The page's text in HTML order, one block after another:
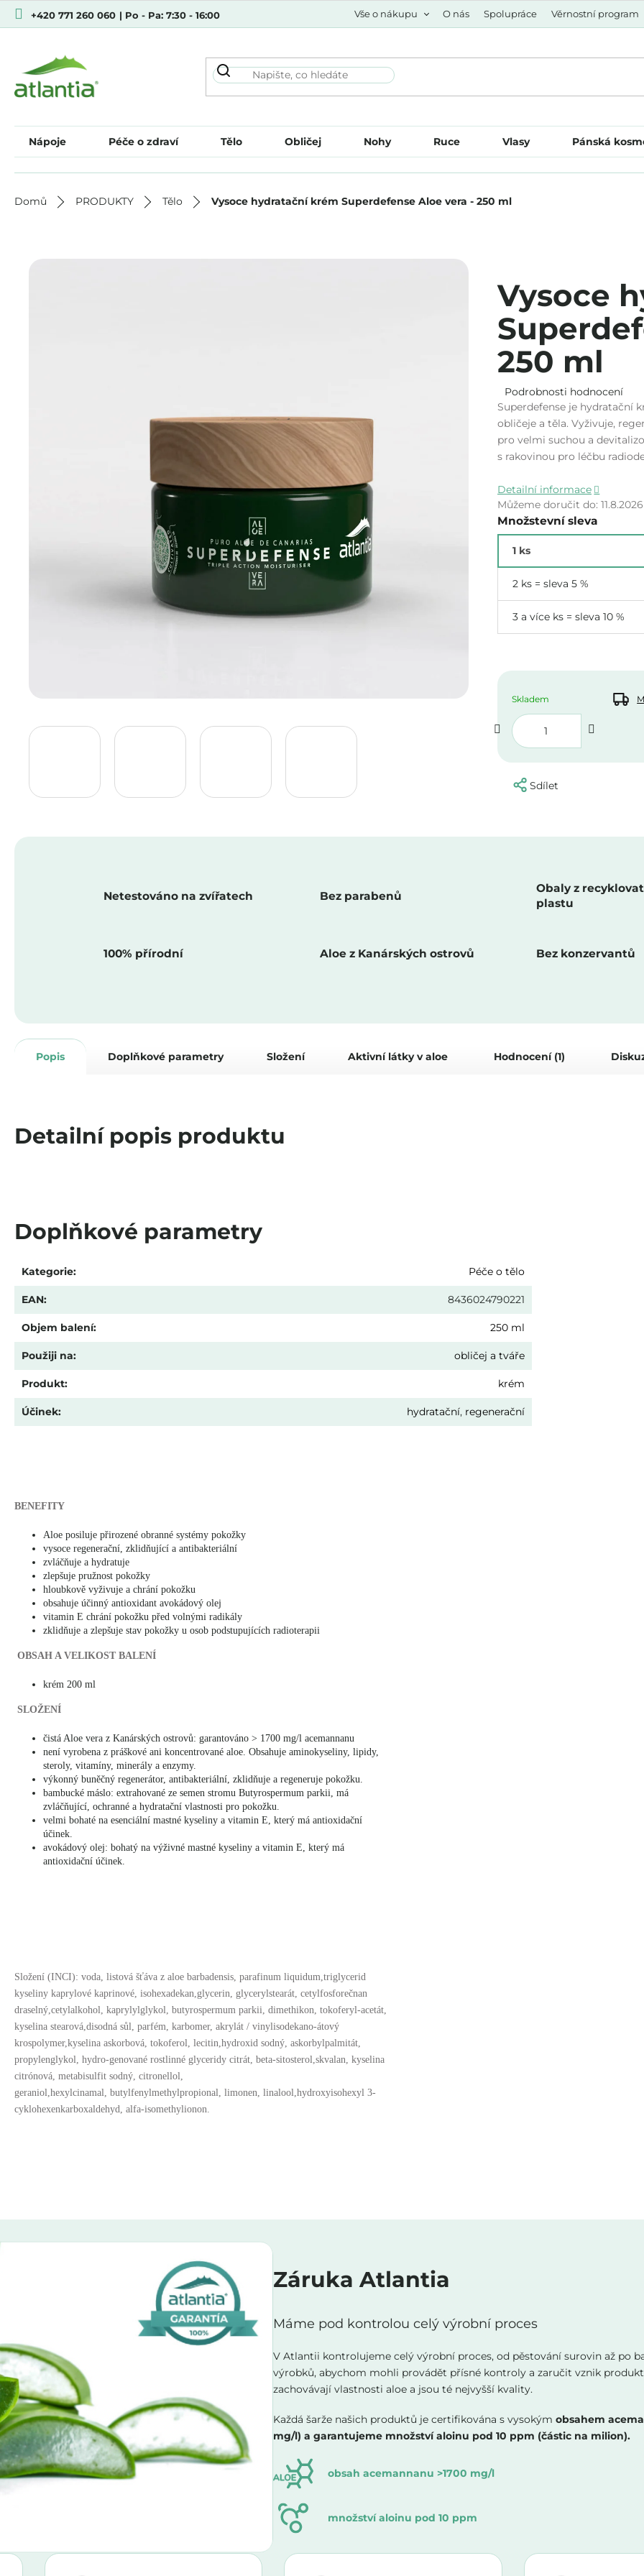
Přejít
+420 771 260 060 | Po - Pa: 7:30 - 16:00 Vše o nákupu O nás Spolupráce Věrnostní program
Nápoje Péče o zdraví Tělo Obličej Nohy Ruce Vlasy Pánská
Domů PRODUKTY Tělo Vysoce hydratační krém Superdefense Aloe vera - 250 ml
Vysoce
250 ml
Průměrné
hodnocení
produktu
5,0
z
hvězdiček.
Podrobnosti hodnocení
Superdefense je hydratační
obličeje a těla. Vyživuje,
pro velmi suchou a
s rakovinou pro léčbu
Detailní informace
Můžeme doručit do: 11.8.2026
Množstevní sleva
1 ks
2 ks = sleva 5 %
3 a více ks = sleva 10 %
Skladem
Sdílet
Netestováno na zvířatech Bez parabenů
Obaly z
plastu
100% přírodní Aloe z Kanárských ostrovů Bez konzervantů
Popis Doplňkové parametry Složení Aktivní látky v aloe Hodnocení (1)
Detailní popis produktu
Doplňkové parametry
Kategorie: Péče o tělo
EAN: 8436024790221
Objem balení: 250 ml
Použiji na: obličej a tváře
Produkt: krém
Účinek: hydratační, regenerační
BENEFITY
Aloe posiluje přirozené obranné systémy pokožky
vysoce regenerační, zklidňující a antibakteriální
zvláčňuje a hydratuje
zlepšuje pružnost pokožky
hloubkově vyživuje a chrání pokožku
obsahuje účinný antioxidant avokádový olej
vitamin E chrání pokožku před volnými radikály
zklidňuje a zlepšuje stav pokožky u osob podstupujících radioterapii
OBSAH A VELIKOST BALENÍ
krém 200 ml
SLOŽENÍ
čistá Aloe vera z Kanárských ostrovů: garantováno > 1700 mg/l acemannanu
není vyrobena z práškové ani koncentrované aloe. Obsahuje aminokyseliny, lipidy,
steroly, vitamíny, minerály a enzymy.
výkonný buněčný regenerátor, antibakteriální, zklidňuje a regeneruje pokožku.
bambucké máslo: extrahované ze semen stromu Butyrospermum parkii, má
zvláčňující, ochranné a hydratační vlastnosti pro pokožku.
velmi bohaté na esenciální mastné kyseliny a vitamin E, který má antioxidační
účinek.
avokádový olej: bohatý na výživné mastné kyseliny a vitamin E, který má
antioxidační účinek.
Složení (INCI): voda, listová šťáva z aloe barbadensis, parafinum liquidum,triglycerid
kyseliny kaprylové kaprinové, isohexadekan,glycerin, glycerylstearát, cetylfosforečnan
draselný,cetylalkohol, kaprylylglykol, butyrospermum parkii, dimethikon, tokoferyl-acetát,
kyselina stearová,disodná sůl, parfém, karbomer, akrylát / vinylisodekano-átový
krospolymer,kyselina askorbová, tokoferol, lecitin,hydroxid sodný, askorbylpalmitát,
propylenglykol, hydro-genované rostlinné glyceridy citrát, beta-sitosterol,skvalan, kyselina
citrónová, metabisulfit sodný, citronellol,
geraniol,hexylcinamal, butylfenylmethylpropional, limonen, linalool,hydroxyisohexyl 3-
cyklohexenkarboxaldehyd, alfa-isomethylionon.
Záruka Atlantia
Máme pod kontrolou celý výrobní proces
V Atlantii kontrolujeme celý výrobní proces, od pěstování surovin až po
výrobků, abychom mohli provádět přísné kontroly a zaručit vznik
zachovávají vlastnosti aloe a jsou té nejvyšší kvality.
Každá šarže našich produktů je certifikována s vysokým obsahem
mg/l) a garantujeme množství aloinu pod 10 ppm (částic na milion).
obsah acemannanu >1700 mg/l
množství aloinu pod 10 ppm